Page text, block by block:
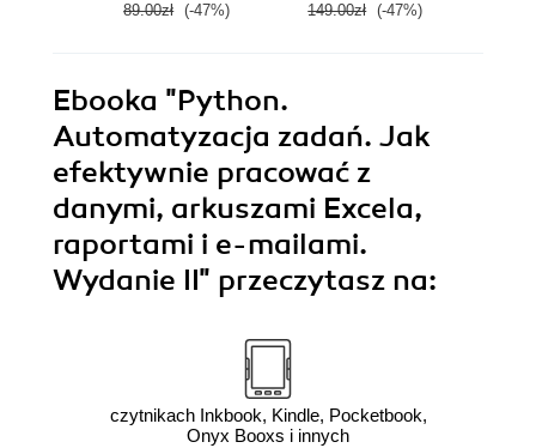
89.00zł (-47%) 149.00zł (-47%)
Ebooka "Python.
Automatyzacja zadań. Jak
efektywnie pracować z
danymi, arkuszami Excela,
raportami i e-mailami.
Wydanie II" przeczytasz na:
czytnikach Inkbook, Kindle, Pocketbook,
Onyx Booxs i innych